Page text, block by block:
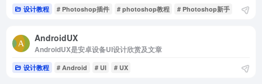
设计教程 # Photoshop插件 # photoshop教程 # Photoshop新手
AndroidUX
AndroidUX是安卓设备UI设计欣赏及文章
设计教程 # Android # UI # UX